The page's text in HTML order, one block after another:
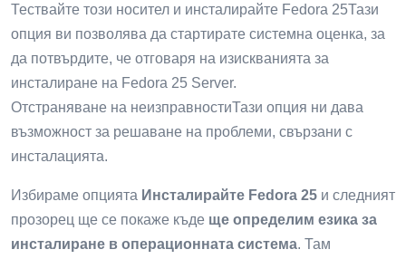
Тествайте този носител и инсталирайте Fedora 25Тази
опция ви позволява да стартирате системна оценка, за
да потвърдите, че отговаря на изискванията за
инсталиране на Fedora 25 Server.
Отстраняване на неизправностиТази опция ни дава
възможност за решаване на проблеми, свързани с
инсталацията.
Избираме опцията Инсталирайте Fedora 25 и следният
прозорец ще се покаже къде ще определим езика за
инсталиране в операционната система. Там